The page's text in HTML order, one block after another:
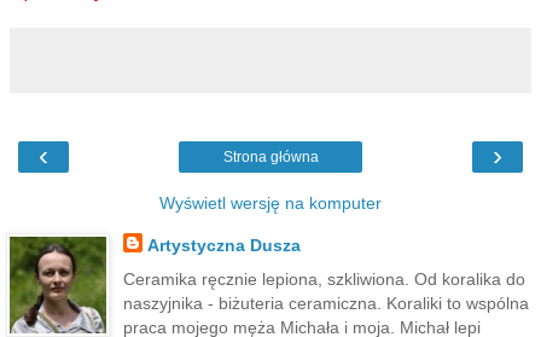
‹ ›
Strona główna
Wyświetl wersję na komputer
Artystyczna Dusza
Ceramika ręcznie lepiona, szkliwiona. Od koralika do
naszyjnika - biżuteria ceramiczna. Koraliki to wspólna
praca mojego męża Michała i moja. Michał lepi